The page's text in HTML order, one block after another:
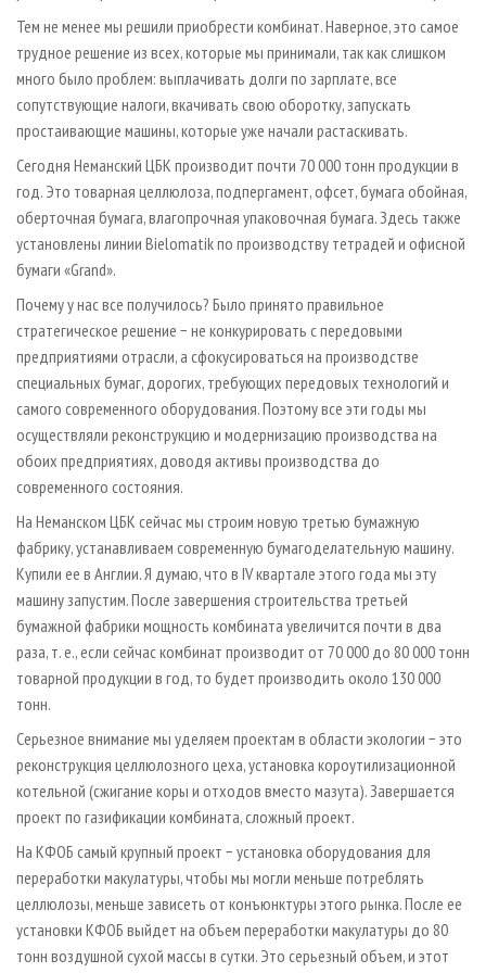
Тем не менее мы решили приобрести комбинат. Наверное, это самое
трудное решение из всех, которые мы принимали, так как слишком
много было проблем: выплачивать долги по зарплате, все
сопутствующие налоги, вкачивать свою оборотку, запускать
простаивающие машины, которые уже начали растаскивать.
Сегодня Неманский ЦБК производит почти 70 000 тонн продукции в
год. Это товарная целлюлоза, подпергамент, офсет, бумага обойная,
оберточная бумага, влагопрочная упаковочная бумага. Здесь также
установлены линии Bielomatik по производству тетрадей и офисной
бумаги «Grand».
Почему у нас все получилось? Было принято правильное
стратегическое решение − не конкурировать с передовыми
предприятиями отрасли, а сфокусироваться на производстве
специальных бумаг, дорогих, требующих передовых технологий и
самого современного оборудования. Поэтому все эти годы мы
осуществляли реконструкцию и модернизацию производства на
обоих предприятиях, доводя активы производства до
современного состояния.
На Неманском ЦБК сейчас мы строим новую третью бумажную
фабрику, устанавливаем современную бумагоделательную машину.
Купили ее в Англии. Я думаю, что в IV квартале этого года мы эту
машину запустим. После завершения строительства третьей
бумажной фабрики мощность комбината увеличится почти в два
раза, т. е., если сейчас комбинат производит от 70 000 до 80 000 тонн
товарной продукции в год, то будет производить около 130 000
тонн.
Серьезное внимание мы уделяем проектам в области экологии − это
реконструкция целлюлозного цеха, установка короутилизационной
котельной (сжигание коры и отходов вместо мазута). Завершается
проект по газификации комбината, сложный проект.
На КФОБ самый крупный проект − установка оборудования для
переработки макулатуры, чтобы мы могли меньше потреблять
целлюлозы, меньше зависеть от конъюнктуры этого рынка. После ее
установки КФОБ выйдет на объем переработки макулатуры до 80
тонн воздушной сухой массы в сутки. Это серьезный объем, и этот